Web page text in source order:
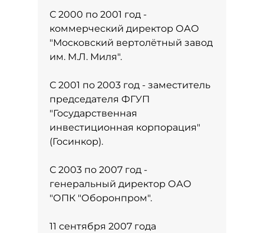
С 2000 по 2001 год -
коммерческий директор ОАО
"Московский вертолётный завод
им. М.Л. Миля".
С 2001 по 2003 год - заместитель
председателя ФГУП
"Государственная
инвестиционная корпорация"
(Госинкор).
С 2003 по 2007 год -
генеральный директор ОАО
"ОПК "Оборонпром".
11 сентября 2007 года